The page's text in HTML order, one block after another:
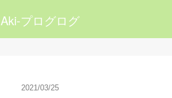
Aki-プログログ
2021/03/25